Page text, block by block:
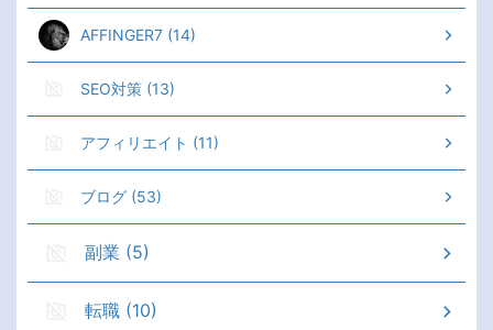
AFFINGER7 (14)
SEO対策 (13)
アフィリエイト (11)
ブログ (53)
副業 (5)
転職 (10)